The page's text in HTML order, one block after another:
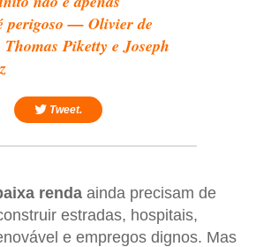
perigoso — Olivier de
Piketty e Joseph
Tweet.
renda ainda precisam de
estradas, hospitais,
e empregos dignos. Mas